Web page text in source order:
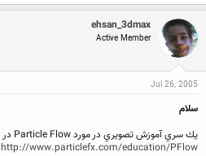
ehsan_3dmax
Active Member
Jul 26, 2005
سلام
يك سري آموزش تصويري در مورد Particle Flow در 3D MAX.
http://www.particlefx.com/education/PFlow